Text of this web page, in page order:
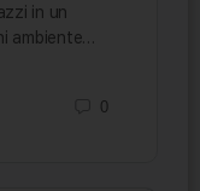
in un
ambiente…
0